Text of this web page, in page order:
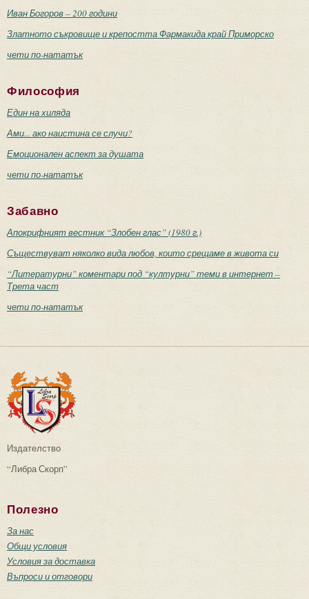
Иван Богоров – 200 години
Златното съкровище и крепостта Фармакида край Приморско
чети по-нататък
Философия
Един на хиляда
Ами... ако наистина се случи?
Емоционален аспект за душата
чети по-нататък
Забавно
Апокрифният вестник “Злобен глас” (1980 г.)
Съществуват няколко вида любов, които срещаме в живота си
“Литературни” коментари под “културни” теми в интернет –
Трета част
чети по-нататък
Издателство
“Либра Скорп”
Полезно
За нас
Общи условия
Условия за доставка
Въпроси и отговори